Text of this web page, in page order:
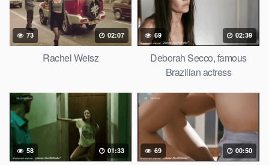
73 02:07
Rachel Weisz
69 02:39
Deborah Secco, famous
Brazilian actress
58 01:33 69 00:50